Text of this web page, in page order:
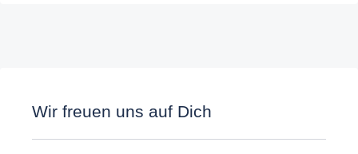
Wir freuen uns auf Dich